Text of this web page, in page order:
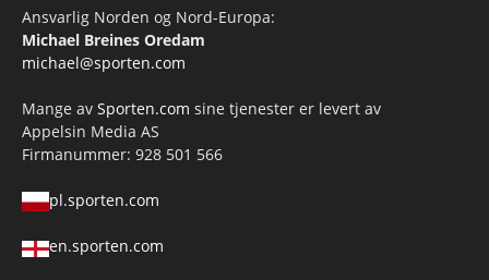
Ansvarlig Norden og Nord-Europa:
Michael Breines Oredam
michael@sporten.com
Mange av Sporten.com sine tjenester er levert av
Appelsin Media AS
Firmanummer: 928 501 566
pl.sporten.com
en.sporten.com